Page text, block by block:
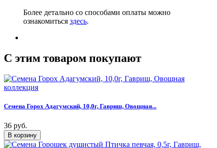
Более детально со способами оплаты можно
ознакомиться здесь.
C этим товаром покупают
Семена Горох Адагумский, 10,0г, Гавриш, Овощная...
36 руб.